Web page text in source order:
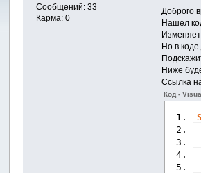
Сообщений: 33
Карма: 0
Доброго
Нашел
Но в
Ниже
Ссылка
Код -